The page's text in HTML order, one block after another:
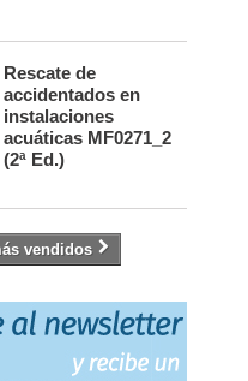
Rescate de
accidentados en
instalaciones
acuáticas MF0271_2
(2ª Ed.)
vendidos